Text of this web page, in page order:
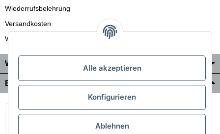
Wiederrufsbelehrung
Versandkosten
Wir liefern auch in die Schweiz
Wo Sie uns finden
Bezahlung & Versand
Alle akzeptieren
Konfigurieren
Ablehnen